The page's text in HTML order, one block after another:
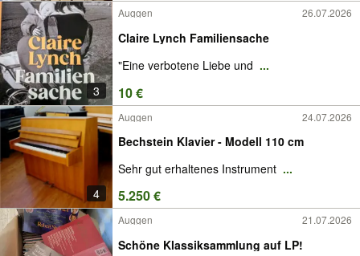
3
Auggen 26.07.2026
Claire Lynch Familiensache
"Eine verbotene Liebe und ...
10 €
4
Auggen 24.07.2026
Bechstein Klavier - Modell 110 cm
Sehr gut erhaltenes Instrument ...
5.250 €
Auggen 21.07.2026
Schöne Klassiksammlung auf LP!